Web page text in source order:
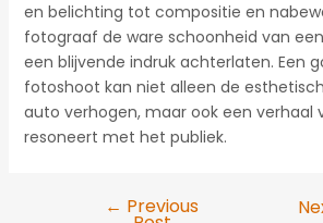
en belichting tot compositie en
fotograaf de ware schoonheid van
een blijvende indruk achterlaten. Een
fotoshoot kan niet alleen de
auto verhogen, maar ook een verhaal
resoneert met het publiek.
← Previous